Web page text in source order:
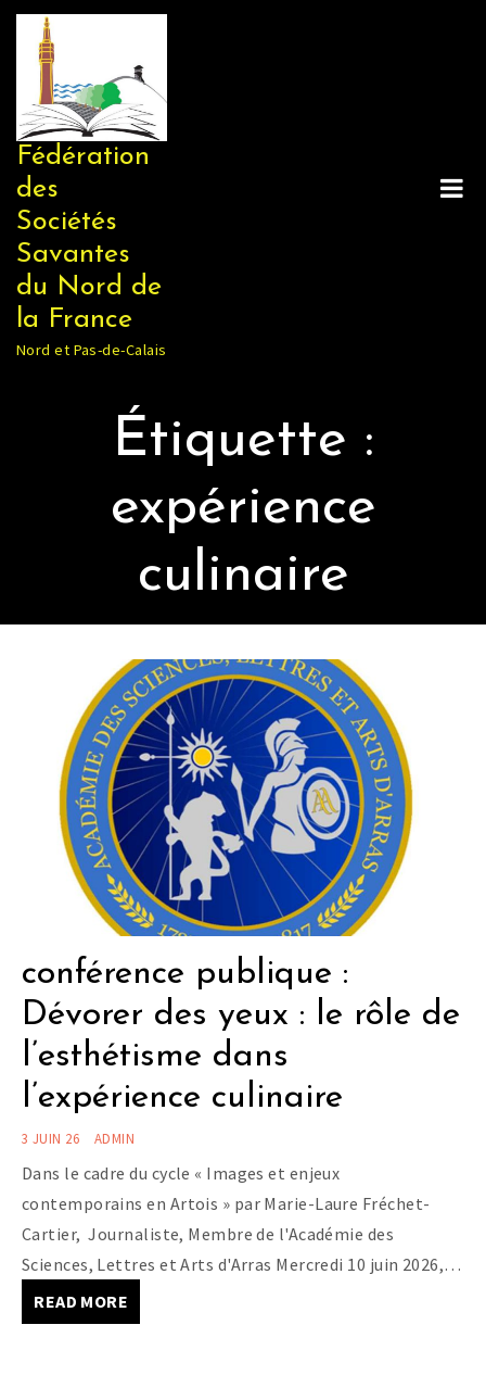
Skip
content
Fédération
des
Sociétés
Savantes
du Nord de
la France
Nord et Pas-de-Calais
Étiquette :
expérience
culinaire
conférence publique :
Dévorer des yeux : le rôle de
l’esthétisme dans
l’expérience culinaire
3 JUIN 26 ADMIN
Dans le cadre du cycle « Images et enjeux
contemporains en Artois » par Marie-Laure Fréchet-
Cartier, Journaliste, Membre de l'Académie des
Sciences, Lettres et Arts d'Arras Mercredi 10 juin 2026,…
READ MORE